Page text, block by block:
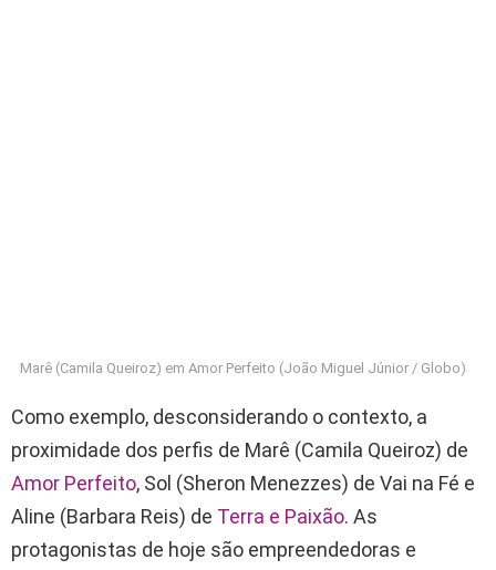
Marê (Camila Queiroz) em Amor Perfeito (João Miguel Júnior / Globo)
Como exemplo, desconsiderando o contexto, a
proximidade dos perfis de Marê (Camila Queiroz) de
Amor Perfeito, Sol (Sheron Menezzes) de Vai na Fé e
Aline (Barbara Reis) de Terra e Paixão. As
protagonistas de hoje são empreendedoras e